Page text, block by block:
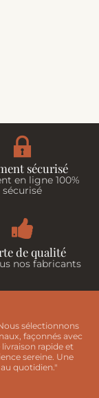
sécurisé
en ligne 100%
sécurisé
de qualité
nos fabricants
sélectionnons
façonnés avec
rapide et
sereine. Une
quotidien."